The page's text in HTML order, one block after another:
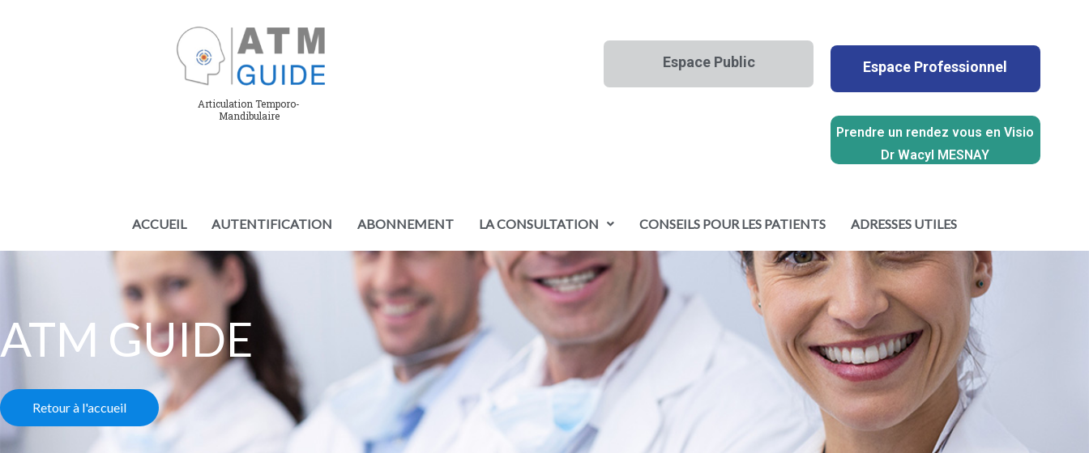
Articulation Temporo-
Mandibulaire
Espace Public Espace Professionnel
Prendre un rendez vous en Visio
Dr Wacyl MESNAY
ACCUEIL AUTENTIFICATION ABONNEMENT LA CONSULTATION CONSEILS POUR LES PATIENTS ADRESSES UTILES
ATM GUIDE
Retour à l'accueil